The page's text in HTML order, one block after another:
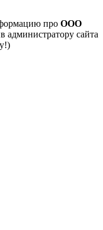
про ООО
администратору сайта